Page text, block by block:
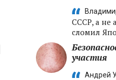
СССР, а не
сломил
участия
Андрей